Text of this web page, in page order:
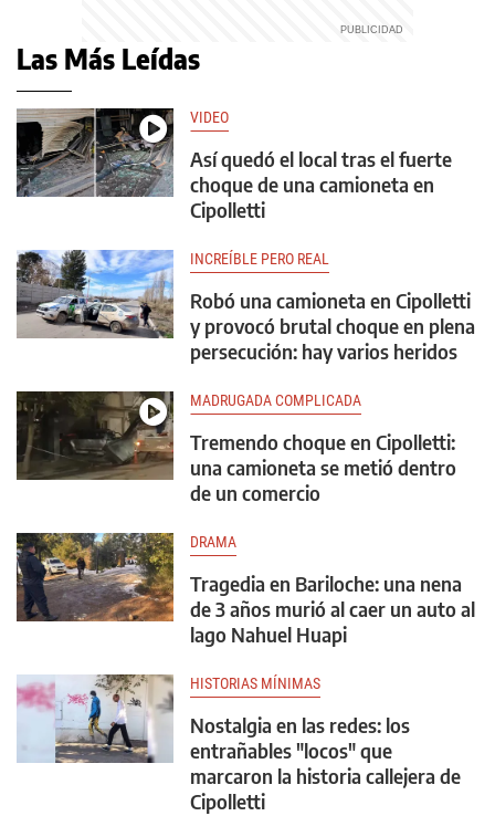
Las Más Leídas
VIDEO
Así quedó el local tras el fuerte
choque de una camioneta en
Cipolletti
INCREÍBLE PERO REAL
Robó una camioneta en Cipolletti
y provocó brutal choque en plena
persecución: hay varios heridos
MADRUGADA COMPLICADA
Tremendo choque en Cipolletti:
una camioneta se metió dentro
de un comercio
DRAMA
Tragedia en Bariloche: una nena
de 3 años murió al caer un auto al
lago Nahuel Huapi
HISTORIAS MÍNIMAS
Nostalgia en las redes: los
entrañables "locos" que
marcaron la historia callejera de
Cipolletti